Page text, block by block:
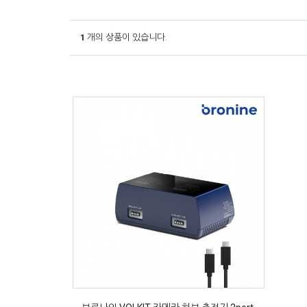
1 개의 상품이 있습니다.